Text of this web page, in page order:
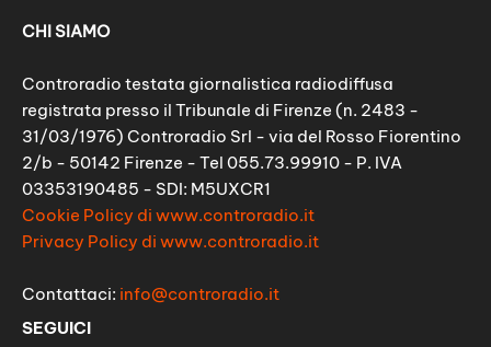
CHI SIAMO
Controradio testata giornalistica radiodiffusa
registrata presso il Tribunale di Firenze (n. 2483 -
31/03/1976) Controradio Srl - via del Rosso Fiorentino
2/b - 50142 Firenze - Tel 055.73.99910 - P. IVA
03353190485 - SDI: M5UXCR1
Cookie Policy di www.controradio.it
Privacy Policy di www.controradio.it
Contattaci: info@controradio.it
SEGUICI